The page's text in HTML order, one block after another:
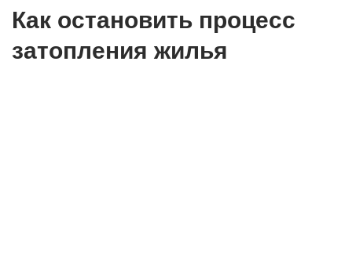
Как остановить процесс
затопления жилья